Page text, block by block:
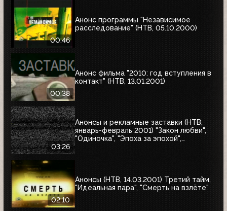
00:46
Анонс программы "Независимое
расследование" (НТВ, 05.10.2000)
00:38
Анонс фильма "2010: год вступления в
контакт" (НТВ, 13.01.2001)
03:26
Анонсы и рекламные заставки (НТВ,
январь-февраль 2001) "Закон любви",
"Одиночка", "Эпоха за эпохой",
02:10
Анонсы (НТВ, 14.03.2001) Третий тайм,
"Идеальная пара", "Смерть на взлёте"